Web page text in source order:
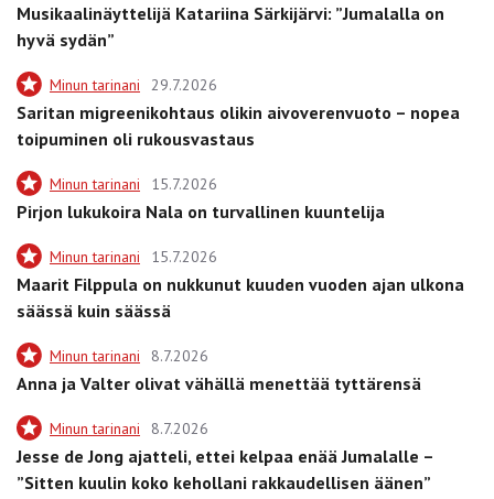
Musikaalinäyttelijä Katariina Särkijärvi: ”Jumalalla on
hyvä sydän”
Minun tarinani 29.7.2026
Saritan migreenikohtaus olikin aivoverenvuoto – nopea
toipuminen oli rukousvastaus
Minun tarinani 15.7.2026
Pirjon lukukoira Nala on turvallinen kuuntelija
Minun tarinani 15.7.2026
Maarit Filppula on nukkunut kuuden vuoden ajan ulkona
säässä kuin säässä
Minun tarinani 8.7.2026
Anna ja Valter olivat vähällä menettää tyttärensä
Minun tarinani 8.7.2026
Jesse de Jong ajatteli, ettei kelpaa enää Jumalalle –
”Sitten kuulin koko kehollani rakkaudellisen äänen”